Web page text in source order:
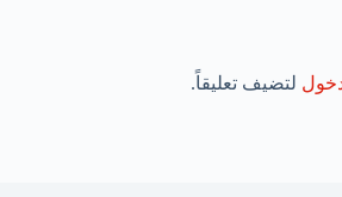
لتضيف تعليقاً.